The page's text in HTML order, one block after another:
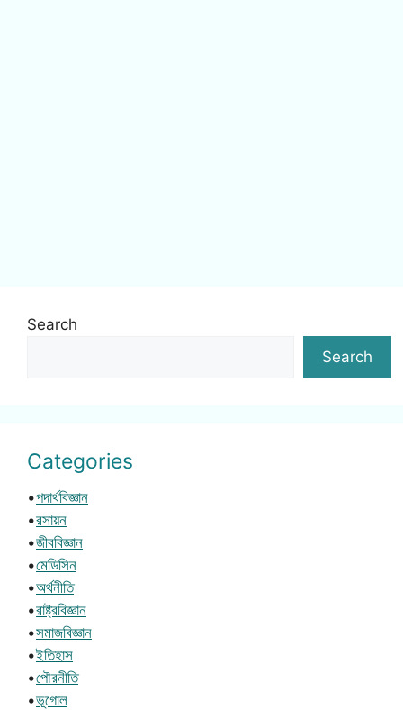
Search
Search
Categories
•পদার্থবিজ্ঞান
•রসায়ন
•জীববিজ্ঞান
•মেডিসিন
•অর্থনীতি
•রাষ্ট্রবিজ্ঞান
•সমাজবিজ্ঞান
•ইতিহাস
•পৌরনীতি
•ভূগোল